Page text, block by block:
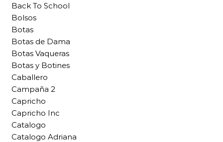
Back To School
Bolsos
Botas
Botas de Dama
Botas Vaqueras
Botas y Botines
Caballero
Campaña 2
Capricho
Capricho Inc
Catalogo
Catalogo Adriana